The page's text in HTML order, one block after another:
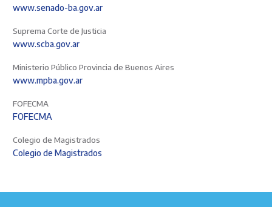
www.senado-ba.gov.ar
Suprema Corte de Justicia
www.scba.gov.ar
Ministerio Público Provincia de Buenos Aires
www.mpba.gov.ar
FOFECMA
FOFECMA
Colegio de Magistrados
Colegio de Magistrados